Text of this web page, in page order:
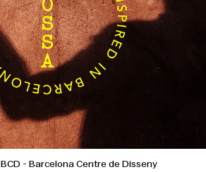
BCD - Barcelona Centre de Disseny